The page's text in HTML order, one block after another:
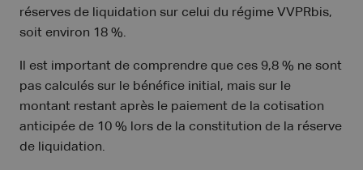
réserves de liquidation sur celui du régime VVPRbis,
soit environ 18 %.
Il est important de comprendre que ces 9,8 % ne sont
pas calculés sur le bénéfice initial, mais sur le
montant restant après le paiement de la cotisation
anticipée de 10 % lors de la constitution de la réserve
de liquidation.